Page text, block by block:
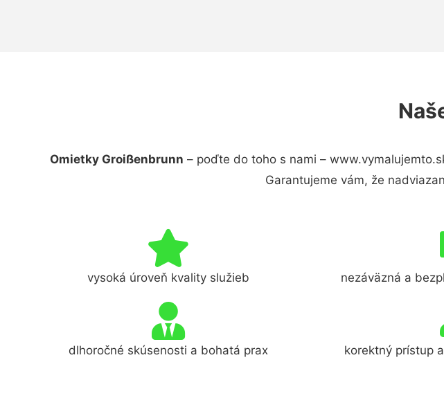
Omietky Groißenbrunn – poďte do toho s nami –
Garantujeme vám, že
vysoká úroveň kvality služieb nezáväzná a
dlhoročné skúsenosti a bohatá prax korektný prístup